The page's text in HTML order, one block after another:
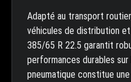
Adapté au transport
véhicules de distribution
385/65 R 22.5 garantit
performances durables
pneumatique constitue